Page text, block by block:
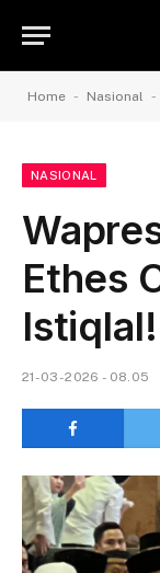
Home - Nasional -
NASIONAL
Ethes
Istiqlal!
21-03-2026 - 08.05